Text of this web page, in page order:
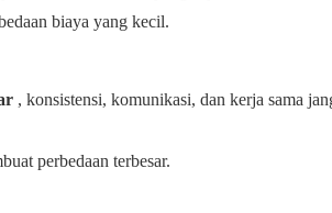
biaya yang kecil.
, konsistensi, komunikasi, dan kerja sama
perbedaan terbesar.